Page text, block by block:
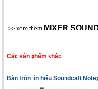
>> xem thêm MIXER
Các sản phẩm khác
Bàn trộn tín hiệu Soundcaft